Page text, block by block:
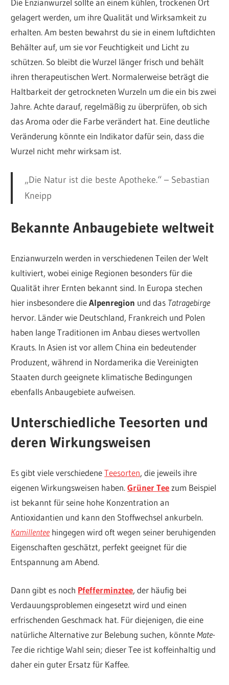
gelagert werden, um ihre Qualität und Wirksamkeit zu
erhalten. Am besten bewahrst du sie in einem luftdichten
Behälter auf, um sie vor Feuchtigkeit und Licht zu
schützen. So bleibt die Wurzel länger frisch und behält
ihren therapeutischen Wert. Normalerweise beträgt die
Haltbarkeit der getrockneten Wurzeln um die ein bis zwei
Jahre. Achte darauf, regelmäßig zu überprüfen, ob sich
das Aroma oder die Farbe verändert hat. Eine deutliche
Veränderung könnte ein Indikator dafür sein, dass die
Wurzel nicht mehr wirksam ist.
„Die Natur ist die beste Apotheke.“ – Sebastian
Kneipp
Bekannte Anbaugebiete weltweit
Enzianwurzeln werden in verschiedenen Teilen der Welt
kultiviert, wobei einige Regionen besonders für die
Qualität ihrer Ernten bekannt sind. In Europa stechen
hier insbesondere dieAlpenregion und das Tatragebirge
hervor. Länder wie Deutschland, Frankreich und Polen
haben lange Traditionen im Anbau dieses wertvollen
Krauts. In Asien ist vor allem China ein bedeutender
Produzent, während in Nordamerika die Vereinigten
Staaten durch geeignete klimatische Bedingungen
ebenfalls Anbaugebiete aufweisen.
Unterschiedliche Teesorten und
deren Wirkungsweisen
Es gibt viele verschiedeneTeesorten, die jeweils ihre
eigenen Wirkungsweisen haben.Grüner Tee zum Beispiel
ist bekannt für seine hohe Konzentration an
Antioxidantien und kann den Stoffwechsel ankurbeln.
Kamillenteehingegen wird oft wegen seiner beruhigenden
Eigenschaften geschätzt, perfekt geeignet für die
Entspannung am Abend.
Dann gibt es noch Pfefferminztee, der häufig bei
Verdauungsproblemen eingesetzt wird und einen
erfrischenden Geschmack hat. Für diejenigen, die eine
natürliche Alternative zur Belebung suchen, könnteMate-
Teedie richtige Wahl sein; dieser Tee ist koffeinhaltig und
daher ein guter Ersatz für Kaffee.